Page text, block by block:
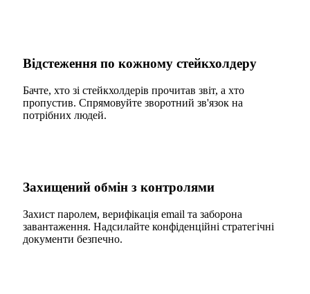
Відстеження по кожному стейкхолдеру
Бачте, хто зі стейкхолдерів прочитав звіт, а хто
пропустив. Спрямовуйте зворотний зв'язок на
потрібних людей.
Захищений обмін з контролями
Захист паролем, верифікація email та заборона
завантаження. Надсилайте конфіденційні стратегічні
документи безпечно.